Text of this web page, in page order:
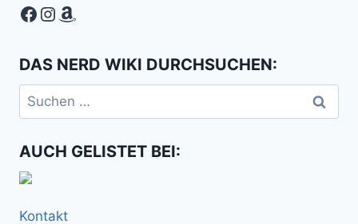
Facebook
Instagram
Amazon
DAS NERD WIKI DURCHSUCHEN:
Suchen
nach:
AUCH GELISTET BEI:
Kontakt